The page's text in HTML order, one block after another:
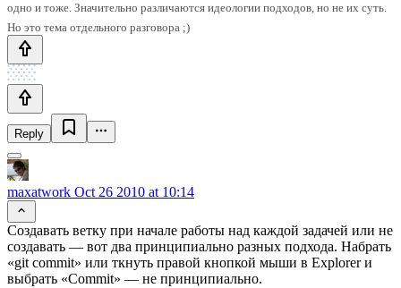
одно и тоже. Значительно различаются идеологии подходов, но не их суть.
Но это тема отдельного разговора ;)
Reply
maxatwork Oct 26 2010 at 10:14
Создавать ветку при начале работы над каждой задачей или не
создавать — вот два принципиально разных подхода. Набрать
«git commit» или ткнуть правой кнопкой мыши в Explorer и
выбрать «Commit» — не принципиально.